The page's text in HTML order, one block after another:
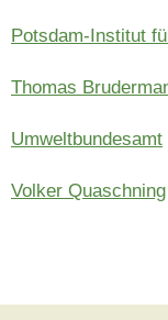
Potsdam-Institut
Thomas
Umweltbundesamt
Volker Quaschning